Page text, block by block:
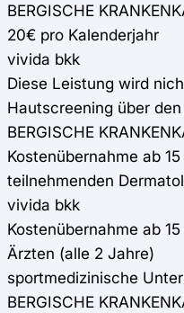
BERGISCHE
20€ pro Kalenderjahr
vivida bkk
Diese Leistung wird
Hautscreening über
BERGISCHE
Kostenübernahme ab
teilnehmenden
vivida bkk
Kostenübernahme ab
Ärzten (alle 2 Jahre)
sportmedizinische
BERGISCHE